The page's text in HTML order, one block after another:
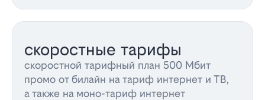
скоростные тарифы
скоростной тарифный план 500 Мбит
промо от билайн на тариф интернет и ТВ,
а также на моно-тариф интернет